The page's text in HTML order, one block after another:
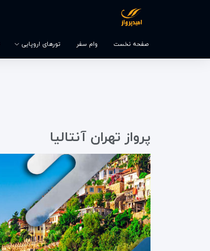
صفحه نخست وام سفر تورهای اروپایی
پرواز تهران آنتالیا